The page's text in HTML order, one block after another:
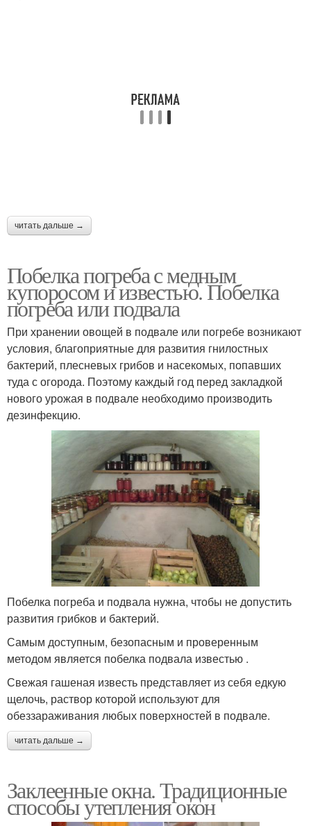
читать дальше →
Побелка погреба с медным
купоросом и известью. Побелка
погреба или подвала
При хранении овощей в подвале или погребе возникают
условия, благоприятные для развития гнилостных
бактерий, плесневых грибов и насекомых, попавших
туда с огорода. Поэтому каждый год перед закладкой
нового урожая в подвале необходимо производить
дезинфекцию.
Побелка погреба и подвала нужна, чтобы не допустить
развития грибков и бактерий.
Самым доступным, безопасным и проверенным
методом является побелка подвала известью .
Свежая гашеная известь представляет из себя едкую
щелочь, раствор которой используют для
обеззараживания любых поверхностей в подвале.
читать дальше →
Заклеенные окна. Традиционные
способы утепления окон